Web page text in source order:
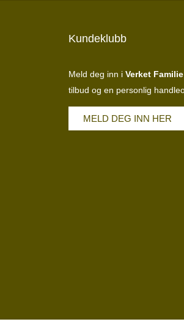
Kundeklubb
Meld deg inn i Verket Familie
tilbud og en personlig
MELD DEG INN HER